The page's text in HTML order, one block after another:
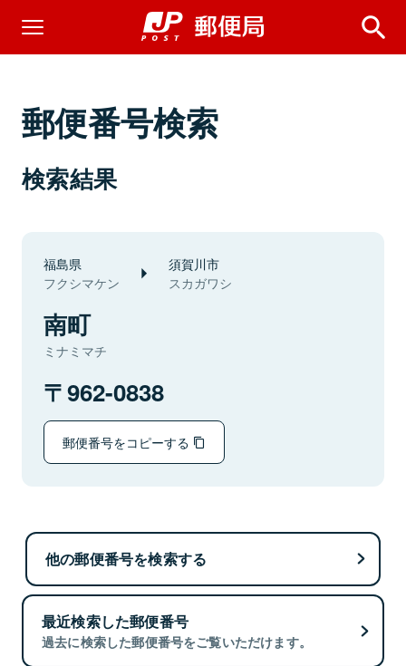
郵便番号検索
検索結果
福島県
フクシマケン
須賀川市
スカガワシ
南町
ミナミマチ
962-0838
郵便番号をコピーする
他の郵便番号を検索する
最近検索した郵便番号
過去に検索した郵便番号をご覧いただけます。